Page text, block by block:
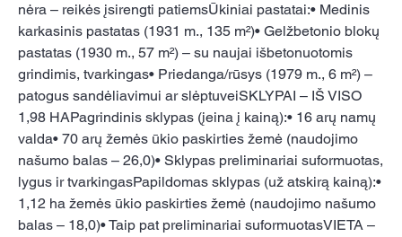
nėra – reikės įsirengti patiemsŪkiniai pastatai:• Medinis
karkasinis pastatas (1931 m., 135 m²)• Gelžbetonio blokų
pastatas (1930 m., 57 m²) – su naujai išbetonuotomis
grindimis, tvarkingas• Priedanga/rūsys (1979 m., 6 m²) –
patogus sandėliavimui ar slėptuveiSKLYPAI – IŠ VISO
1,98 HAPagrindinis sklypas (įeina į kainą):• 16 arų namų
valda• 70 arų žemės ūkio paskirties žemė (naudojimo
našumo balas – 26,0)• Sklypas preliminariai suformuotas,
lygus ir tvarkingasPapildomas sklypas (už atskirą kainą):•
1,12 ha žemės ūkio paskirties žemė (naudojimo našumo
balas – 18,0)• Taip pat preliminariai suformuotasVIETA –